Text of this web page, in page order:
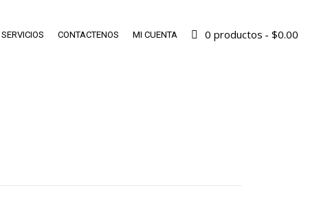
SERVICIOS CONTACTENOS MI CUENTA 0 productos $0.00